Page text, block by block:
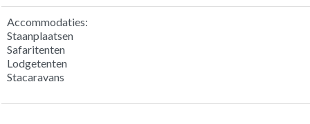
Accommodaties:
Staanplaatsen
Safaritenten
Lodgetenten
Stacaravans